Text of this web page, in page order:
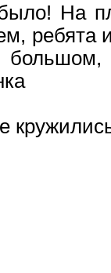
На
ребята